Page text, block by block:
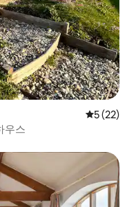
평점 5점
5 (22)
우스